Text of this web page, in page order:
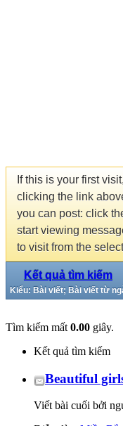
If this is your first
clicking the link
you can post: click
start viewing
to visit from the
Kết quả tìm kiếm
Kiểu: Bài viết; Bài viết từ
Tìm kiếm mất 0.00 giây.
Kết quả tìm kiếm
Beautiful
Viết bài cuối bởi